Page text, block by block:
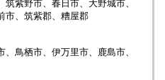
筑紫野市、春日市、大野城市、
市、筑紫郡、糟屋郡
、鳥栖市、伊万里市、鹿島市、